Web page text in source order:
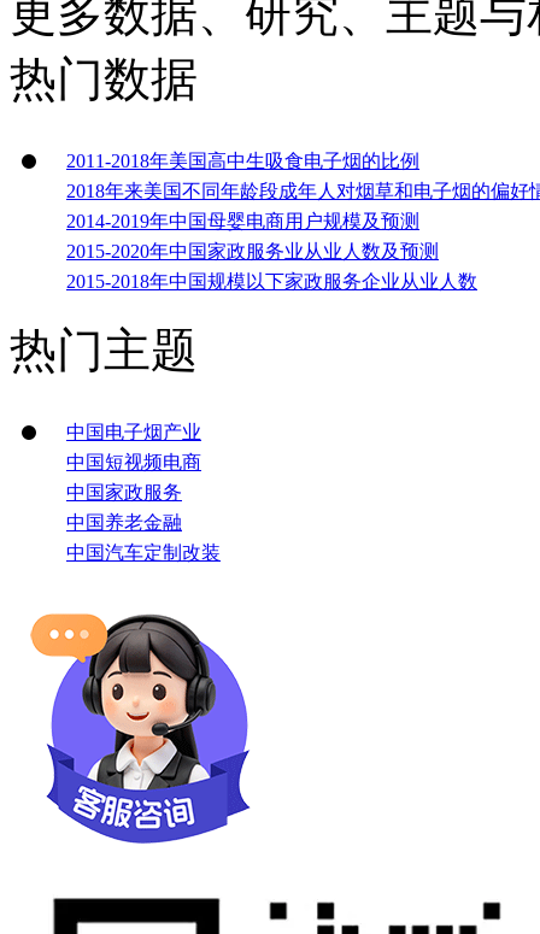
更多数据、研究、主题
热门数据
2011-2018年美国高中生吸食电子烟的比例
2018年来美国不同年龄段成年人对烟草和电子烟的偏好
2014-2019年中国母婴电商用户规模及预测
2015-2020年中国家政服务业从业人数及预测
2015-2018年中国规模以下家政服务企业从业人数
热门主题
中国电子烟产业
中国短视频电商
中国家政服务
中国养老金融
中国汽车定制改装